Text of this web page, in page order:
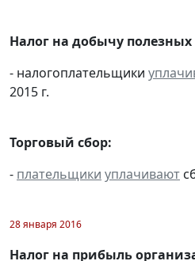
Налог на добычу
- налогоплательщики
2015 г.
Торговый сбор:
- плательщики уплачивают
28 января 2016
Налог на прибыль